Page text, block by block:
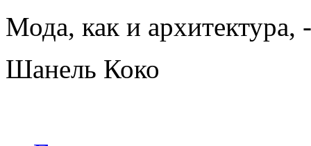
Мода, как и
Шанель Коко